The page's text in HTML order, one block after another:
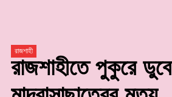
রাজশাহী
রাজশাহীতে পুকুরে ডুবে